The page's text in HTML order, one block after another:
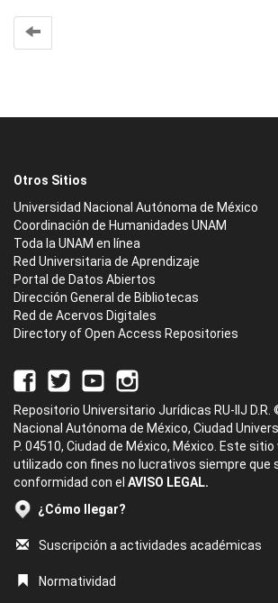
Otros Sitios
Universidad Nacional Autónoma de México
Coordinación de Humanidades UNAM
Toda la UNAM en línea
Red Universitaria de Aprendizaje
Portal de Datos Abiertos
Dirección General de Bibliotecas
Red de Acervos Digitales
Directory of Open Access Repositories
Repositorio Universitario Jurídicas RU-IIJ D.R.
Nacional Autónoma de México, Ciudad
P. 04510, Ciudad de México, México. Este
utilizado con fines no lucrativos siempre que
conformidad con el AVISO LEGAL.
¿Cómo llegar?
Suscripción a actividades académicas
Normatividad